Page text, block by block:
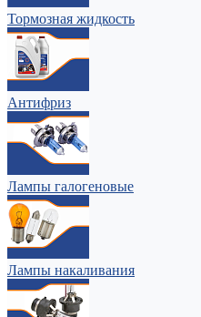
Тормозная жидкость
Антифриз
Лампы галогеновые
Лампы накаливания